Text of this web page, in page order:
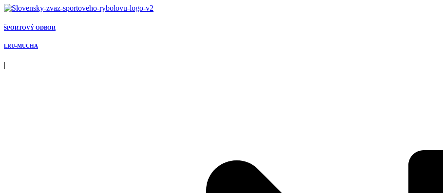
Preskočiť
obsah
ŠPORTOVÝ ODBOR
LRU-MUCHA
|